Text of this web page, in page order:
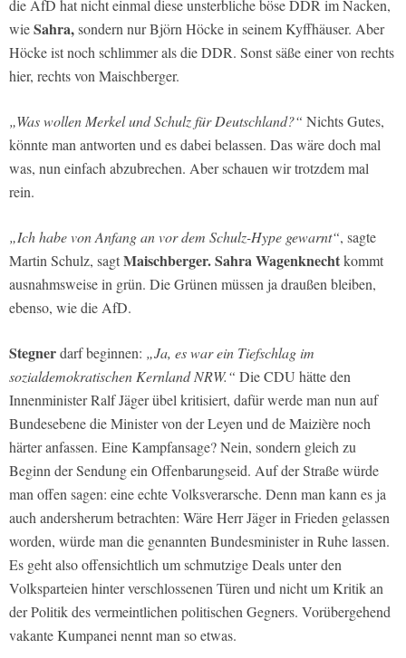
die AfD hat nicht einmal diese unsterbliche böse DDR im Nacken,
wieSahra,sondern nur Björn Höcke in seinem Kyffhäuser. Aber
Höcke ist noch schlimmer als die DDR. Sonst säße einer von rechts
hier, rechts von Maischberger.
„Was wollen Merkel und Schulz für Deutschland?“ Nichts Gutes,
könnte man antworten und es dabei belassen. Das wäre doch mal
was, nun einfach abzubrechen. Aber schauen wir trotzdem mal
rein.
„Ich habe von Anfang an vor dem Schulz-Hype gewarnt“, sagte
Martin Schulz, sagtMaischberger.Sahra Wagenknechtkommt
ausnahmsweise in grün. Die Grünen müssen ja draußen bleiben,
ebenso, wie die AfD.
Stegnerdarf beginnen: „Ja, es war ein Tiefschlag im
sozialdemokratischen Kernland NRW.“ Die CDU hätte den
Innenminister Ralf Jäger übel kritisiert, dafür werde man nun auf
Bundesebene die Minister von der Leyen und de Maizière noch
härter anfassen. Eine Kampfansage? Nein, sondern gleich zu
Beginn der Sendung ein Offenbarungseid. Auf der Straße würde
man offen sagen: eine echte Volksverarsche. Denn man kann es ja
auch andersherum betrachten: Wäre Herr Jäger in Frieden gelassen
worden, würde man die genannten Bundesminister in Ruhe lassen.
Es geht also offensichtlich um schmutzige Deals unter den
Volksparteien hinter verschlossenen Türen und nicht um Kritik an
der Politik des vermeintlichen politischen Gegners. Vorübergehend
vakante Kumpanei nennt man so etwas.